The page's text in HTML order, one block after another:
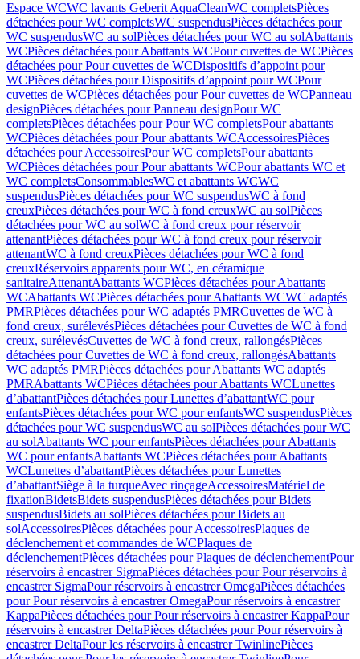
Espace WCWC lavants Geberit AquaCleanWC completsPièces
détachées pour WC completsWC suspendusPièces détachées pour
WC suspendusWC au solPièces détachées pour WC au solAbattants
WCPièces détachées pour Abattants WCPour cuvettes de WCPièces
détachées pour Pour cuvettes de WCDispositifs d’appoint pour
WCPièces détachées pour Dispositifs d’appoint pour WCPour
cuvettes de WCPièces détachées pour Pour cuvettes de WCPanneau
designPièces détachées pour Panneau designPour WC
completsPièces détachées pour Pour WC completsPour abattants
WCPièces détachées pour Pour abattants WCAccessoiresPièces
détachées pour AccessoiresPour WC completsPour abattants
WCPièces détachées pour Pour abattants WCPour abattants WC et
WC completsConsommablesWC et abattants WCWC
suspendusPièces détachées pour WC suspendusWC à fond
creuxPièces détachées pour WC à fond creuxWC au solPièces
détachées pour WC au solWC à fond creux pour réservoir
attenantPièces détachées pour WC à fond creux pour réservoir
attenantWC à fond creuxPièces détachées pour WC à fond
creuxRéservoirs apparents pour WC, en céramique
sanitaireAttenantAbattants WCPièces détachées pour Abattants
WCAbattants WCPièces détachées pour Abattants WCWC adaptés
PMRPièces détachées pour WC adaptés PMRCuvettes de WC à
fond creux, surélevésPièces détachées pour Cuvettes de WC à fond
creux, surélevésCuvettes de WC à fond creux, rallongésPièces
détachées pour Cuvettes de WC à fond creux, rallongésAbattants
WC adaptés PMRPièces détachées pour Abattants WC adaptés
PMRAbattants WCPièces détachées pour Abattants WCLunettes
d’abattantPièces détachées pour Lunettes d’abattantWC pour
enfantsPièces détachées pour WC pour enfantsWC suspendusPièces
détachées pour WC suspendusWC au solPièces détachées pour WC
au solAbattants WC pour enfantsPièces détachées pour Abattants
WC pour enfantsAbattants WCPièces détachées pour Abattants
WCLunettes d’abattantPièces détachées pour Lunettes
d’abattantSiège à la turqueAvec rinçageAccessoiresMatériel de
fixationBidetsBidets suspendusPièces détachées pour Bidets
suspendusBidets au solPièces détachées pour Bidets au
solAccessoiresPièces détachées pour AccessoiresPlaques de
déclenchement et commandes de WCPlaques de
déclenchementPièces détachées pour Plaques de déclenchementPour
réservoirs à encastrer SigmaPièces détachées pour Pour réservoirs à
encastrer SigmaPour réservoirs à encastrer OmegaPièces détachées
pour Pour réservoirs à encastrer OmegaPour réservoirs à encastrer
KappaPièces détachées pour Pour réservoirs à encastrer KappaPour
réservoirs à encastrer DeltaPièces détachées pour Pour réservoirs à
encastrer DeltaPour les réservoirs à encastrer TwinlinePièces